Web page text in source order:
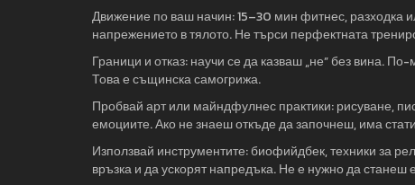
Движение по ваш начин: 15–30 мин фитнес, разходка
напрежението в тялото. Не търси перфектната
Граници и отказ: научи се да казваш „не” без вина.
Това е същинска самогрижа.
Пробвай арт или майндфулнес практики: рисуване,
емоциите. Ако не знаеш откъде да започнеш, има
Използвай инструментите: биофийдбек, техники за
връзка и да ускорят напредъка. Не е нужно да